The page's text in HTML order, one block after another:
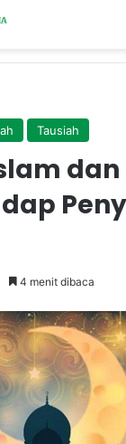
Tausiah
dan
4 menit dibaca